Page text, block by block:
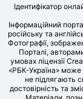
Ідентифікатор
Інформаційний
російську та
Фотографії,
Порталі,
умовах ліцензії
«РБК-Україна» може
не підлягають
достовірність та